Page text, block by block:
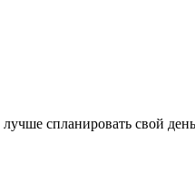
спланировать свой